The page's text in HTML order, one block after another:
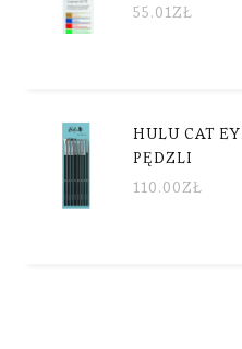
55.01 ZŁ
HULU CAT
PĘDZLI
110.00ZŁ